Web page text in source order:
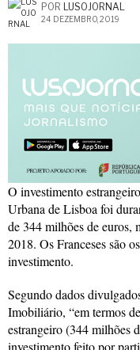
POR LUSOJORNAL
24 DEZEMBRO, 2019
O investimento
Urbana de Lisboa foi
de 344 milhões de euros,
2018. Os Franceses são
investimento.
Segundo dados
Imobiliário, “em termos
estrangeiro (344 milhões
investimento feito por